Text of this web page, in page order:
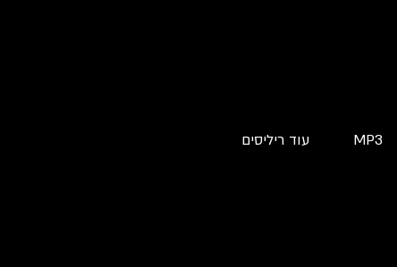
MP3 עוד ריליסים